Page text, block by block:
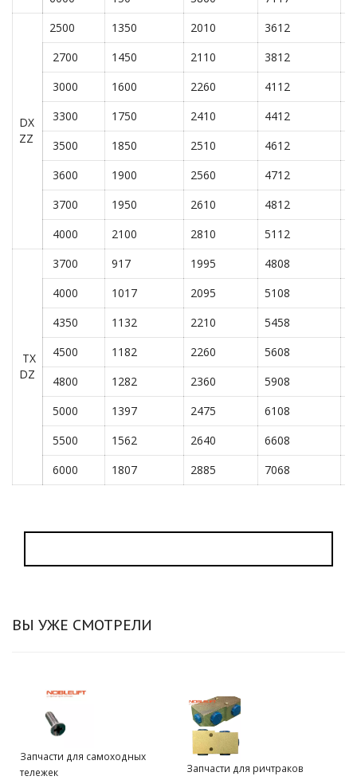
DX
ZZ
2500 1350 2010 3612
2700
1450 2110 3812
3000
1600 2260 4112
3300
1750 2410 4412
3500
1850 2510 4612
3600
1900 2560 4712
3700
1950 2610 4812
4000
2100 2810 5112
TX
DZ
3700 917 1995 4808
4000
1017 2095 5108
4350
1132 2210 5458
4500
1182 2260 5608
4800
1282 2360 5908
5000
1397 2475 6108
5500
1562 2640 6608
6000
1807 2885 7068
ВЫ УЖЕ СМОТРЕЛИ
Запчасти для самоходных
тележек
Запчасти для ричтраков